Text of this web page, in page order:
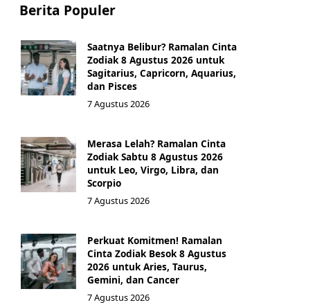
Berita Populer
Saatnya Belibur? Ramalan Cinta
Zodiak 8 Agustus 2026 untuk
Sagitarius, Capricorn, Aquarius,
dan Pisces
7 Agustus 2026
Merasa Lelah? Ramalan Cinta
Zodiak Sabtu 8 Agustus 2026
untuk Leo, Virgo, Libra, dan
Scorpio
7 Agustus 2026
Perkuat Komitmen! Ramalan
Cinta Zodiak Besok 8 Agustus
2026 untuk Aries, Taurus,
Gemini, dan Cancer
7 Agustus 2026